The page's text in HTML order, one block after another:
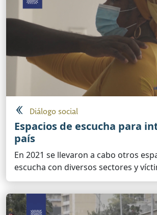
Diálogo social
Espacios de escucha para
país
En 2021 se llevaron a cabo otros
escucha con diversos sectores y